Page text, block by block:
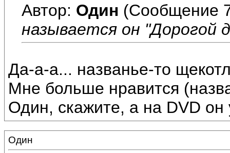
Автор: Один (Сообщение
называется он "Дорогой
Да-а-а... названье-то
Мне больше нравится
Один, скажите, а на DVD
Один